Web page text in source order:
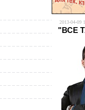
2013-04-09
"ВСЕ